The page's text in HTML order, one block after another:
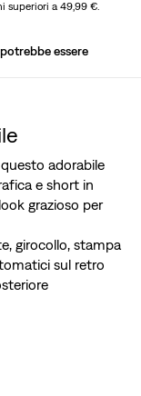
superiori a 49,99 €.
essere
adorabile
e short in
grazioso per
girocollo, stampa
sul retro